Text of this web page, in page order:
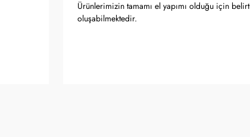
Ürünlerimizin tamamı el yapımı olduğu için
oluşabilmektedir.